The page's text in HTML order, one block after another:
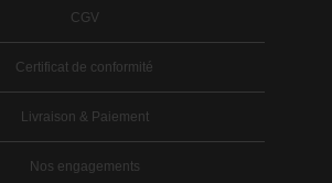
CGV
Certificat de conformité
Livraison & Paiement
Nos engagements